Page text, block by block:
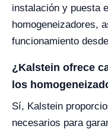
instalación y puesta
homogeneizadores,
funcionamiento
¿Kalstein ofrece
los
Sí, Kalstein
necesarios para